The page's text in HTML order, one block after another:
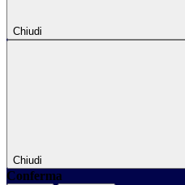
Chiudi
Chiudi
Conferma